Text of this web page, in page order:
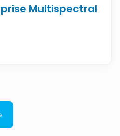
Multispectral